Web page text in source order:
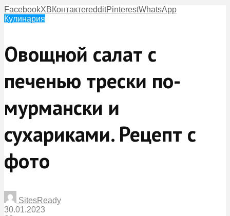
FacebookXВКонтактеredditPinterestWhatsApp
Кулинария
Овощной салат с
печенью трески по-
мурмански и
сухариками. Рецепт с
фото
SitesReady
30.01.2023